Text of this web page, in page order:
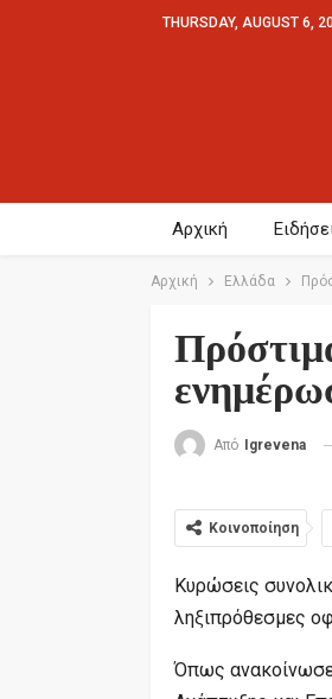
THURSDAY, AUGUST 6,
Αρχική
Αρχική Ελλάδα
Από Igrevena
Κοινοποίηση
Κυρώσεις
ληξιπρόθεσμες
Όπως ανακοίνωσε